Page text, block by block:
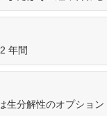
年間
生分解性のオプション